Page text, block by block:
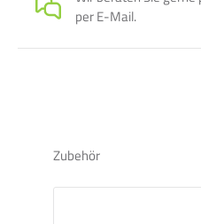
einer Höhe von 30 mm
Verlegung. Dank der
aufgeklebten
Bodenbelag.
per E-Mail.
Zubehör